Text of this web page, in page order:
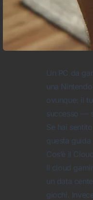
Un PC da
una
ovunque: il
successo —
Se hai
questa
Cos’è il
Il cloud
un data
giochi.